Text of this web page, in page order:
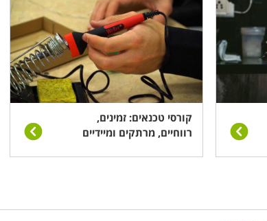
קורסי טכנאים: זמינים,
רווחיים, מרתקים ומיידיים